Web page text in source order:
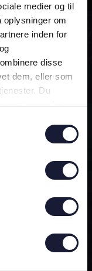
medier og til
om
inden for
disse
dem, eller som
Du
med at